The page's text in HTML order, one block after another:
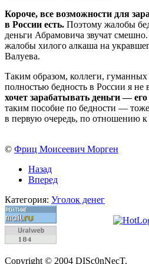
Короче, все возможности для
в России есть. Поэтому жалобы
деньги Абрамовича звучат
жалобы хилого алкаша на
Валуева.
Таким образом, коллеги, гуманных
полностью бедность в России я не
хочет зарабатывать деньги —
таким пособие по бедности —
в первую очередь, по отношению
© Фриц Моисеевич Морген
Назад
Вперед
Категория: Уголок денег
Copyright © 2004 DISc0nNecT.